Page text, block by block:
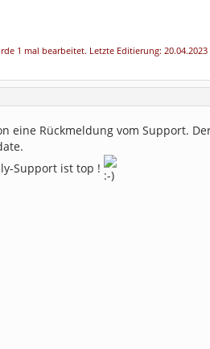
1 mal bearbeitet. Letzte Editierung:
eine Rückmeldung vom Support.
Support ist top !